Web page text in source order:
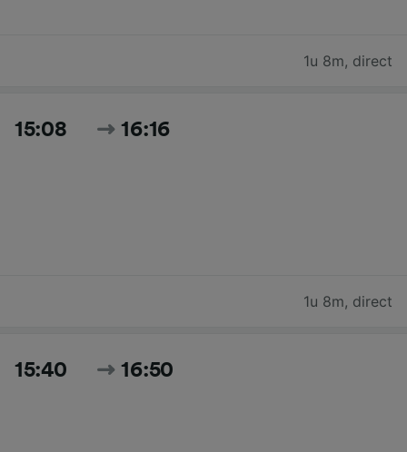
1u 8m, direct
15:08 16:16
1u 8m, direct
15:40 16:50